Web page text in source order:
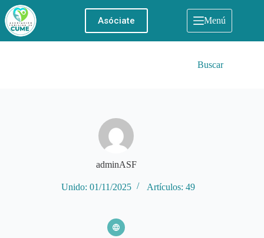
Saltar
al
contenido
Asóciate Menú
Buscar
adminASF
Unido: 01/11/2025 Artículos: 49